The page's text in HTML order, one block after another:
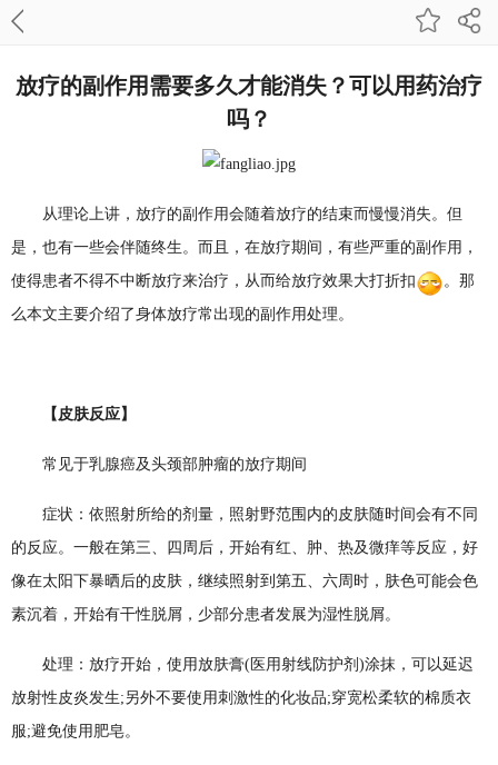
放疗的副作用需要多久才能消失？可以用药治疗
吗？
从理论上讲，放疗的副作用会随着放疗的结束而慢慢消失。但
是，也有一些会伴随终生。而且，在放疗期间，有些严重的副作用，
使得患者不得不中断放疗来治疗，从而给放疗效果大打折扣
。那
么本文主要介绍了身体放疗常出现的副作用处理。
【皮肤反应】
常见于乳腺癌及头颈部肿瘤的放疗期间
症状：依照射所给的剂量，照射野范围内的皮肤随时间会有不同
的反应。一般在第三、四周后，开始有红、肿、热及微痒等反应，好
像在太阳下暴晒后的皮肤，继续照射到第五、六周时，肤色可能会色
素沉着，开始有干性脱屑，少部分患者发展为湿性脱屑。
处理：放疗开始，使用放肤膏(医用射线防护剂)涂抹，可以延迟
放射性皮炎发生;另外不要使用刺激性的化妆品;穿宽松柔软的棉质衣
服;避免使用肥皂。